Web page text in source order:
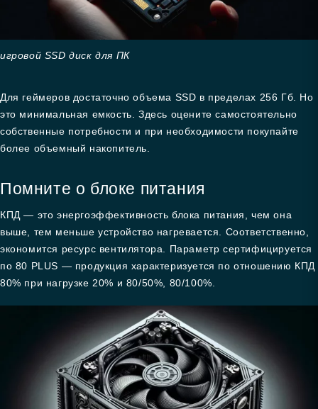
игровой SSD диск для ПК
Для геймеров достаточно объема SSD в пределах 256 Гб. Но
это минимальная емкость. Здесь оцените самостоятельно
собственные потребности и при необходимости покупайте
более объемный накопитель.
Помните о блоке питания
КПД — это энергоэффективность блока питания, чем она
выше, тем меньше устройство нагревается. Соответственно,
экономится ресурс вентилятора. Параметр сертифицируется
по 80 PLUS — продукция характеризуется по отношению КПД
80% при нагрузке 20% и 80/50%, 80/100%.